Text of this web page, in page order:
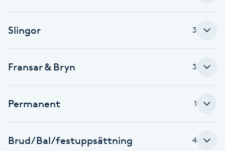
Celluliter
Coachning
Color correction
Damklippning
Slingor 3
Fransar & Bryn 3
Permanent 1
Brud/Bal/festuppsättning 4